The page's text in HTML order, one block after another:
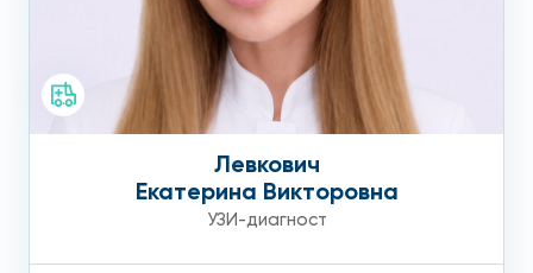
Левкович
Екатерина Викторовна
УЗИ-диагност